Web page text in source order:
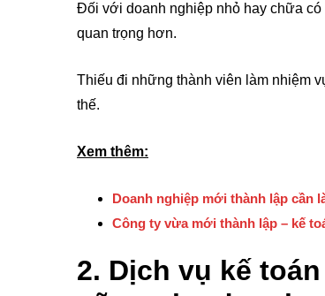
Đối với doanh nghiệp nhỏ hay chữa có
quan trọng hơn.
Thiếu đi những thành viên làm nhiệm
thế.
Xem thêm:
Doanh nghiệp mới thành lập cần
Công ty vừa mới thành lập – kế
2. Dịch vụ kế